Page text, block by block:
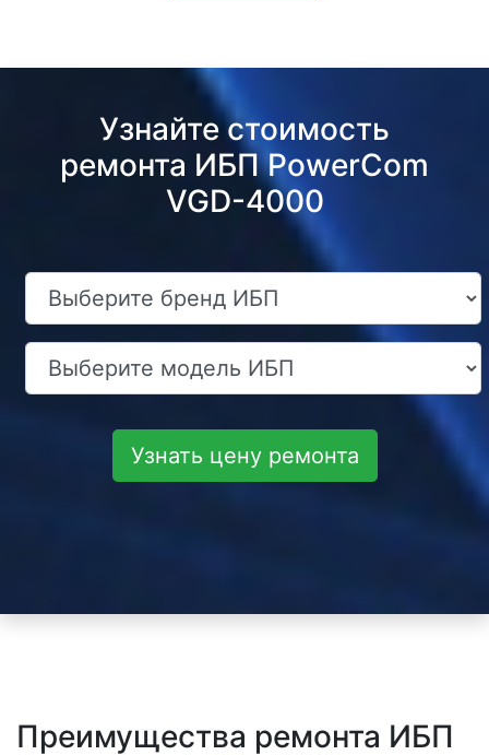
Узнайте стоимость
ремонта ИБП PowerCom
VGD-4000
Узнать цену ремонта
Преимущества ремонта ИБП